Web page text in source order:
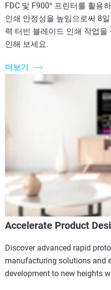
FDC 및 F900®
프린터를 활용
인쇄 안정성을 높임으로써 8
력 터빈 블레이드 인쇄 작업
인해 보세요.
더보기
Accelerate Product
Discover advanced rapid
manufacturing solutions and
development to new heights